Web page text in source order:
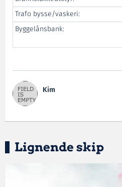
Trafo bysse/vaskeri:
Byggelånsbank:
Kim
Lignende skip